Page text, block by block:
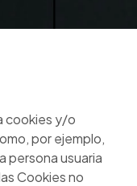
cookies y/o
por ejemplo,
persona usuaria
Cookies no